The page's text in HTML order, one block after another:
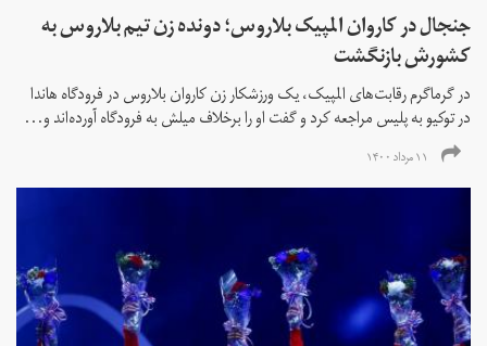
جنجال در کاروان المپیک بلاروس؛ دونده زن تیم بلاروس به
کشورش بازنگشت
در گرماگرم رقابت‌های المپیک، یک ورزشکار زن کاروان بلاروس در فرودگاه هاندا
در توکیو به پلیس مراجعه کرد و گفت او را برخلاف میلش به فرودگاه آورده‌اند و...
۱۱ مرداد ۱۴۰۰